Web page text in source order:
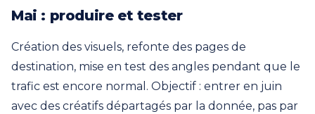
Mai : produire et tester
Création des visuels, refonte des pages de
destination, mise en test des angles pendant que le
trafic est encore normal. Objectif : entrer en juin
avec des créatifs départagés par la donnée, pas par